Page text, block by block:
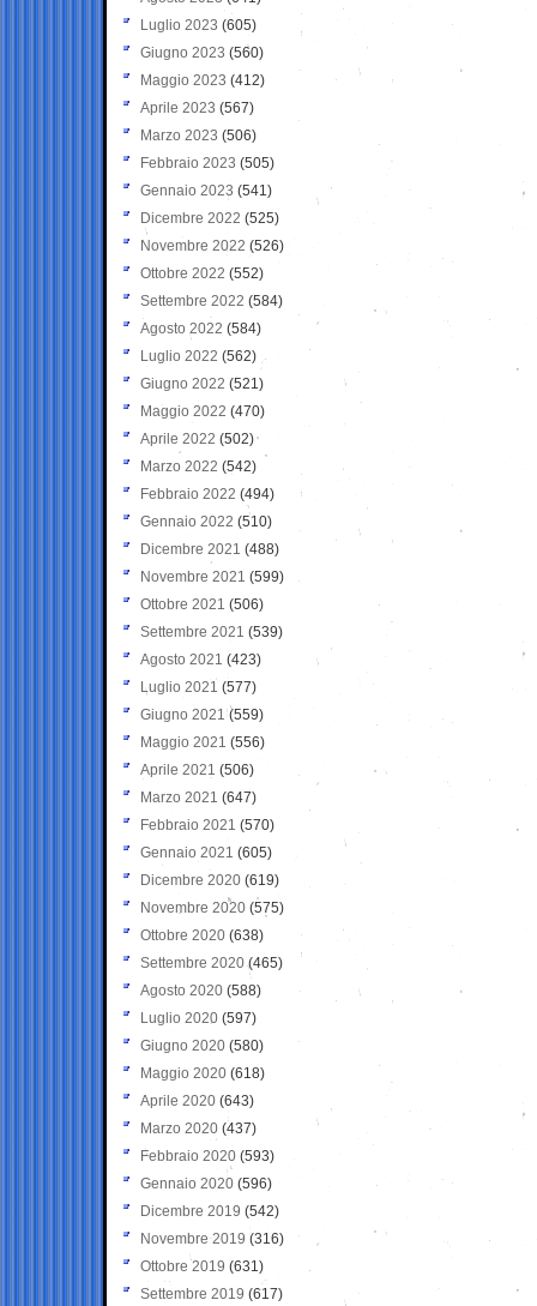
Luglio 2023 (605)
Giugno 2023 (560)
Maggio 2023 (412)
Aprile 2023 (567)
Marzo 2023 (506)
Febbraio 2023 (505)
Gennaio 2023 (541)
Dicembre 2022 (525)
Novembre 2022 (526)
Ottobre 2022 (552)
Settembre 2022 (584)
Agosto 2022 (584)
Luglio 2022 (562)
Giugno 2022 (521)
Maggio 2022 (470)
Aprile 2022 (502)
Marzo 2022 (542)
Febbraio 2022 (494)
Gennaio 2022 (510)
Dicembre 2021 (488)
Novembre 2021 (599)
Ottobre 2021 (506)
Settembre 2021 (539)
Agosto 2021 (423)
Luglio 2021 (577)
Giugno 2021(559)
Maggio 2021 (556)
Aprile 2021 (506)
Marzo 2021 (647)
Febbraio 2021 (570)
Gennaio 2021 (605)
Dicembre 2020 (619)
Novembre 2020 (575)
Ottobre 2020 (638)
Settembre 2020(465)
Agosto 2020 (588)
Luglio 2020 (597)
Giugno 2020 (580)
Maggio 2020 (618)
Aprile 2020 (643)
Marzo 2020 (437)
Febbraio 2020 (593)
Gennaio 2020 (596)
Dicembre 2019 (542)
Novembre 2019 (316)
Ottobre 2019 (631)
Settembre 2019 (617)